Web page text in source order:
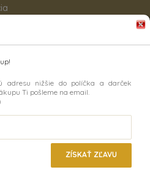
| DÁMSKA KOŽENÁ PEŇAŽENKA
peňaženka Mercucio
adresu nižšie do políčka a darček
Ti pošleme na email.
ZÍSKAŤ ZĽAVU